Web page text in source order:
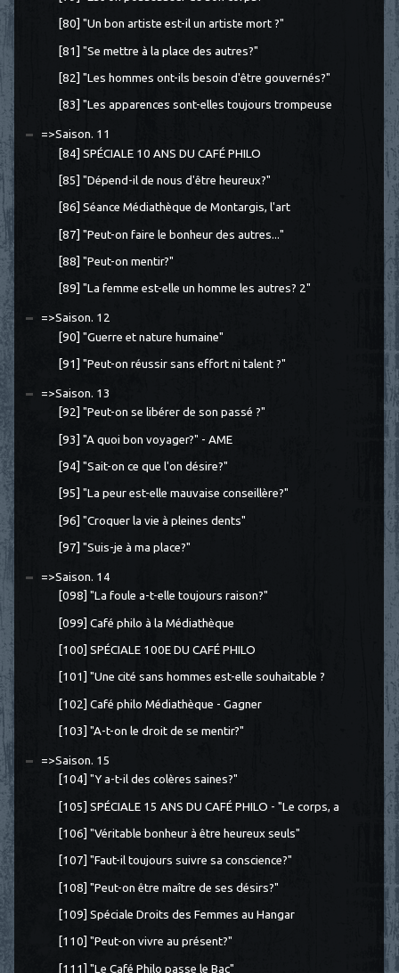
[80] "Un bon artiste est-il un artiste mort ?"
[81] "Se mettre à la place des autres?"
[82] "Les hommes ont-ils besoin d'être gouvernés?"
[83] "Les apparences sont-elles toujours trompeuse
=>Saison. 11
[84] SPÉCIALE 10 ANS DU CAFÉ PHILO
[85] "Dépend-il de nous d'être heureux?"
[86] Séance Médiathèque de Montargis, l'art
[87] "Peut-on faire le bonheur des autres..."
[88] "Peut-on mentir?"
[89] "La femme est-elle un homme les autres? 2"
=>Saison. 12
[90] "Guerre et nature humaine"
[91] "Peut-on réussir sans effort ni talent ?"
=>Saison. 13
[92] "Peut-on se libérer de son passé ?"
[93] "A quoi bon voyager?" - AME
[94] "Sait-on ce que l'on désire?"
[95] "La peur est-elle mauvaise conseillère?"
[96] "Croquer la vie à pleines dents"
[97] "Suis-je à ma place?"
=>Saison. 14
[098] "La foule a-t-elle toujours raison?"
[099] Café philo à la Médiathèque
[100] SPÉCIALE 100E DU CAFÉ PHILO
[101] "Une cité sans hommes est-elle souhaitable ?
[102] Café philo Médiathèque - Gagner
[103] "A-t-on le droit de se mentir?"
=>Saison. 15
[104] "Y a-t-il des colères saines?"
[105] SPÉCIALE 15 ANS DU CAFÉ PHILO - "Le corps, a
[106] "Véritable bonheur à être heureux seuls"
[107] "Faut-il toujours suivre sa conscience?"
[108] "Peut-on être maître de ses désirs?"
[109] Spéciale Droits des Femmes au Hangar
[110] "Peut-on vivre au présent?"
[111] "Le Café Philo passe le Bac"